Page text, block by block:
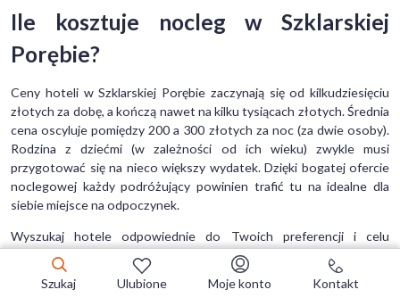
Ile kosztuje nocleg w Szklarskiej
Porębie?
Ceny hoteli w Szklarskiej Porębie zaczynają się od kilkudziesięciu
złotych za dobę, a kończą nawet na kilku tysiącach złotych. Średnia
cena oscyluje pomiędzy 200 a 300 złotych za noc (za dwie osoby).
Rodzina z dziećmi (w zależności od ich wieku) zwykle musi
przygotować się na nieco większy wydatek. Dzięki bogatej ofercie
noclegowej każdy podróżujący powinien trafić tu na idealne dla
siebie miejsce na odpoczynek.
Wyszukaj hotele odpowiednie do Twoich preferencji i celu
podróży!
Hotele Szklarska Poręba - FAQ
Szukaj Ulubione Moje konto Kontakt